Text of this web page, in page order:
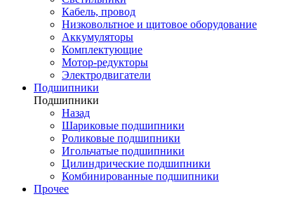
Кабель, провод
Низковольтное и щитовое оборудование
Аккумуляторы
Комплектующие
Мотор-редукторы
Электродвигатели
Подшипники
Подшипники
Назад
Шариковые подшипники
Роликовые подшипники
Игольчатые подшипники
Цилиндрические подшипники
Комбинированные подшипники
Прочее